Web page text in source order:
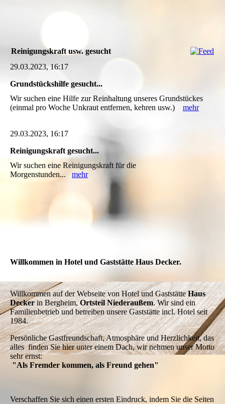
Reinigungskraft usw. gesucht
29.03.2023, 16:17
Grundstückshilfe gesucht...
Wir suchen eine Hilfe zur Reinhaltung unseres Grundstückes
(einmal pro Woche Unkraut entfernen, kehren usw.) mehr
29.03.2023, 16:17
Reinigungskraft gesucht...
Wir suchen eine Reinigungskraft für die
Morgenstunden... mehr
Willkommen in Hotel und Gaststätte Haus Decker.
Willkommen auf der Webseite von Hotel und GaststätteHaus
Deckerin Bergheim,Ortsteil Niederaußem. Wir sind ein
Familienbetrieb und betreiben unsere Gaststätte incl. Hotel seit
1984.
Persönliche Gastfreundschaft, Atmosphäre und Herzlichkeit, das
alles finden Sie hier unter einem Dach, wir nehmen unser Motto
sehr ernst:
"Als Fremder kommen, als Freund gehen"
Verschaffen Sie sich einen ersten Eindruck, indem Sie die Seiten